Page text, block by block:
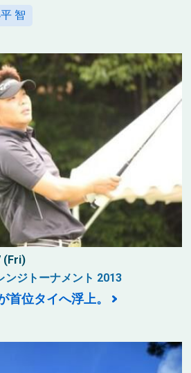
智
(Fri)
ンジトーナメント 2013
首位タイへ浮上。